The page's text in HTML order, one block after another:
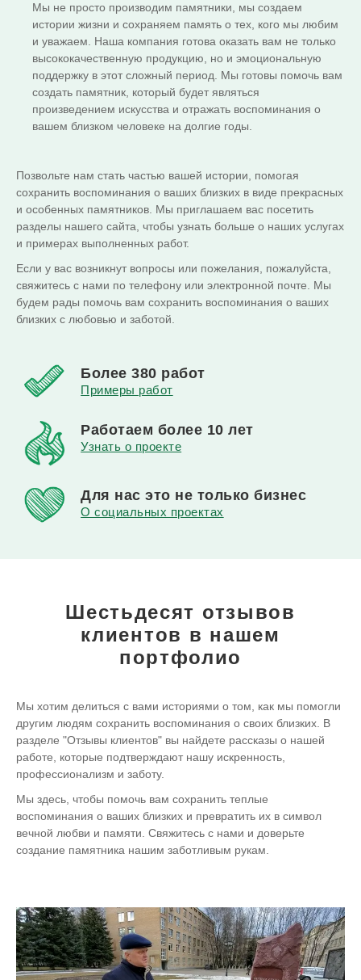
Мы не просто производим памятники, мы создаем
истории жизни и сохраняем память о тех, кого мы любим
и уважаем. Наша компания готова оказать вам не только
высококачественную продукцию, но и эмоциональную
поддержку в этот сложный период. Мы готовы помочь вам
создать памятник, который будет являться
произведением искусства и отражать воспоминания о
вашем близком человеке на долгие годы.
Позвольте нам стать частью вашей истории, помогая
сохранить воспоминания о ваших близких в виде прекрасных
и особенных памятников. Мы приглашаем вас посетить
разделы нашего сайта, чтобы узнать больше о наших услугах
и примерах выполненных работ.
Если у вас возникнут вопросы или пожелания, пожалуйста,
свяжитесь с нами по телефону или электронной почте. Мы
будем рады помочь вам сохранить воспоминания о ваших
близких с любовью и заботой.
Более 380 работ
Примеры работ
Работаем более 10 лет
Узнать о проекте
Для нас это не только бизнес
О социальных проектах
Шестьдесят отзывов
клиентов в нашем
портфолио
Мы хотим делиться с вами историями о том, как мы помогли
другим людям сохранить воспоминания о своих близких. В
разделе "Отзывы клиентов" вы найдете рассказы о нашей
работе, которые подтверждают нашу искренность,
профессионализм и заботу.
Мы здесь, чтобы помочь вам сохранить теплые
воспоминания о ваших близких и превратить их в символ
вечной любви и памяти. Свяжитесь с нами и доверьте
создание памятника нашим заботливым рукам.